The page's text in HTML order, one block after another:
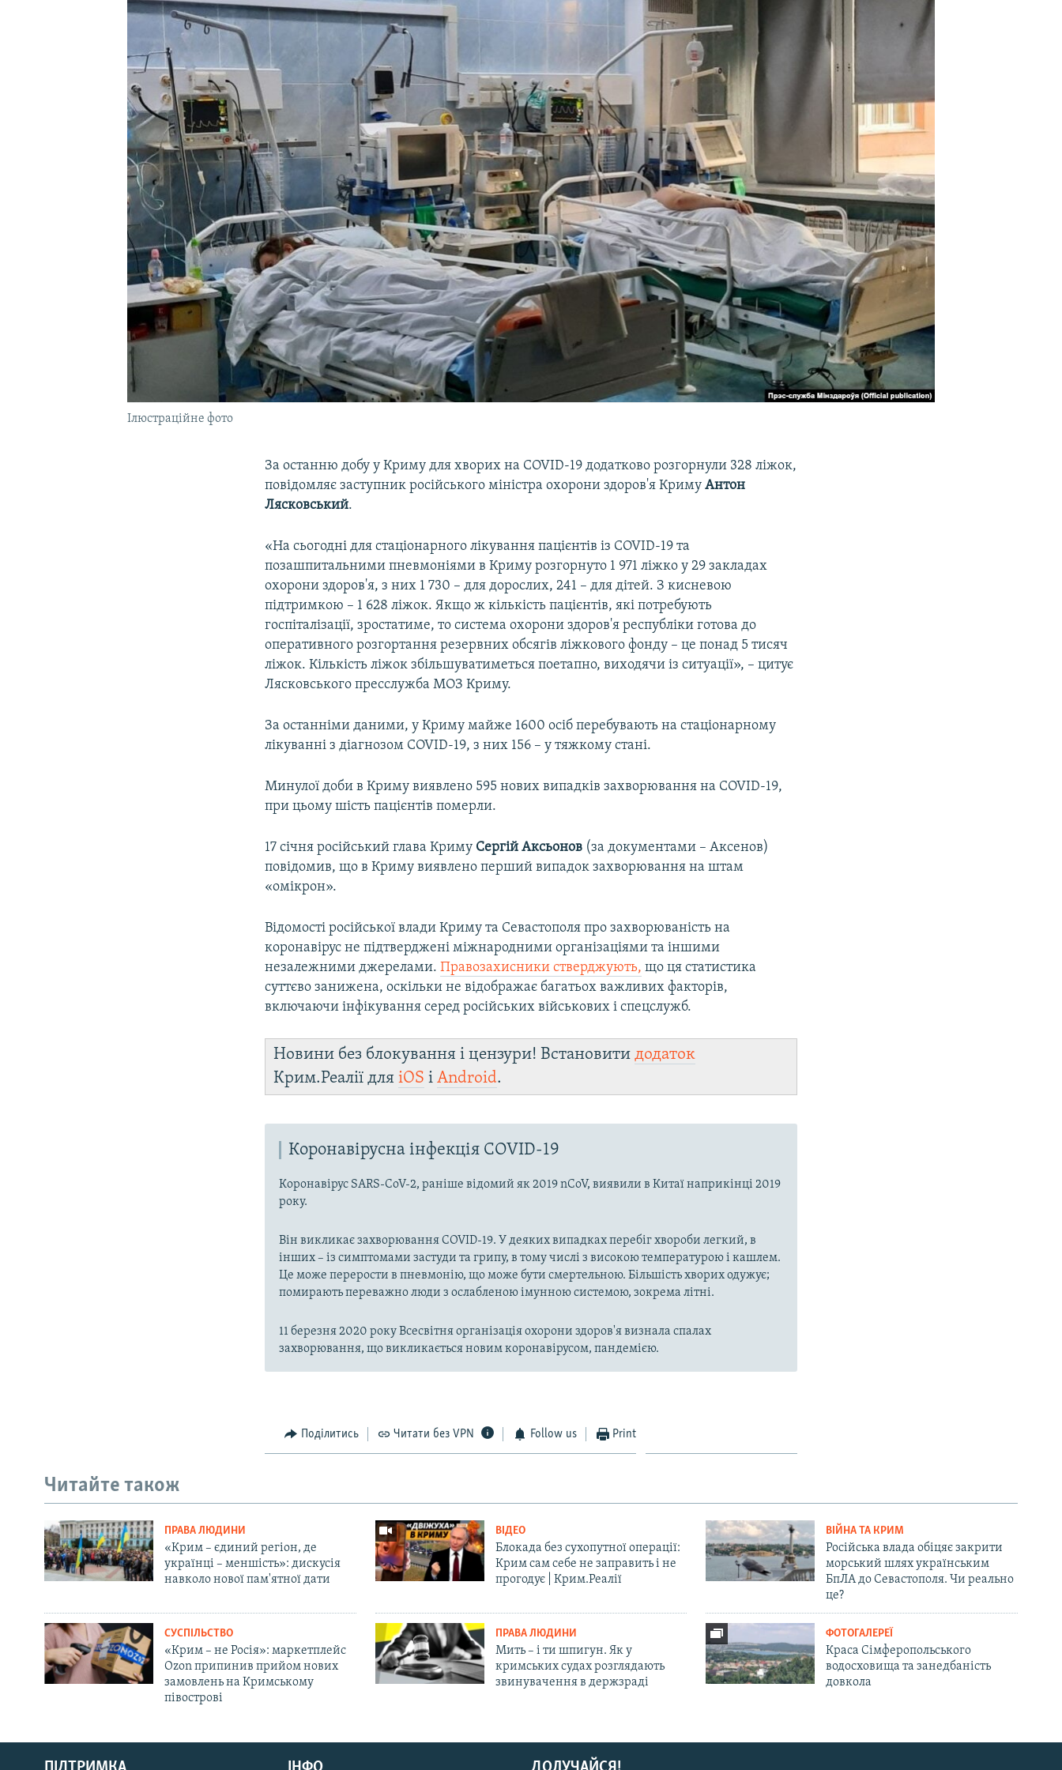
УКРАЇНСЬКА ПРОБЛЕМА КРИМУ
Русский
Ілюстраційне фото
За останню добу у Криму для хворих на COVID-19 додатково розгорнули 328 ліжок,
повідомляє заступник російського міністра охорони здоров'я КримуАнтон
Лясковський.
«На сьогодні для стаціонарного лікування пацієнтів із COVID-19 та
позашпитальними пневмоніями в Криму розгорнуто 1 971 ліжко у 29 закладах
охорони здоров'я, з них 1 730 – для дорослих, 241 – для дітей. З кисневою
підтримкою – 1 628 ліжок. Якщо ж кількість пацієнтів, які потребують
госпіталізації, зростатиме, то система охорони здоров'я республіки готова до
оперативного розгортання резервних обсягів ліжкового фонду – це понад 5 тисяч
ліжок. Кількість ліжок збільшуватиметься поетапно, виходячи із ситуації», – цитує
Лясковського пресслужба МОЗ Криму.
За останніми даними, у Криму майже 1600 осіб перебувають на стаціонарному
лікуванні з діагнозом COVID-19, з них 156 – у тяжкому стані.
Минулої доби в Криму виявлено 595 нових випадків захворювання на COVID-19,
при цьому шість пацієнтів померли.
17 січня російський глава Криму Сергій Аксьонов (за документами – Аксенов)
повідомив, що в Криму виявлено перший випадок захворювання на штам
«омікрон».
Відомості російської влади Криму та Севастополя про захворюваність на
коронавірус не підтверджені міжнародними організаціями та іншими
незалежними джерелами.Правозахисники стверджують, що ця статистика
суттєво занижена, оскільки не відображає багатьох важливих факторів,
включаючи інфікування серед російських військових і спецслужб.
Новини без блокування і цензури! Встановитидодаток
Крим.Реалії дляiOS іAndroid.
Коронавірусна інфекція COVID-19
Коронавірус SARS-CoV-2, раніше відомий як 2019 nCoV, виявили в Китаї наприкінці 2019
року.
Він викликає захворювання COVID-19. У деяких випадках перебіг хвороби легкий, в
інших – із симптомами застуди та грипу, в тому числі з високою температурою і кашлем.
Це може перерости в пневмонію, що може бути смертельною. Більшість хворих одужує;
помирають переважно люди з ослабленою імунною системою, зокрема літні.
11 березня 2020 року Всесвітня організація охорони здоров'я визнала спалах
захворювання, що викликається новим коронавірусом, пандемією.
Поділитись Читати без VPN Follow us Print
Читайте також
ПРАВА ЛЮДИНИ
«Крим – єдиний регіон, де
українці – меншість»: дискусія
навколо нової пам'ятної дати
ВІДЕО
Блокада без сухопутної операції:
Крим сам себе не заправить і не
прогодує | Крим.Реалії
ВІЙНА ТА КРИМ
Російська влада обіцяє закрити
морський шлях українським
БпЛА до Севастополя. Чи реально
це?
СУСПІЛЬСТВО
«Крим – не Росія»: маркетплейс
Ozon припинив прийом нових
замовлень на Кримському
півострові
ПРАВА ЛЮДИНИ
Мить – і ти шпигун. Як у
кримських судах розглядають
звинувачення в держзраді
ФОТОГАЛЕРЕЇ
Краса Сімферопольського
водосховища та занедбаність
довкола